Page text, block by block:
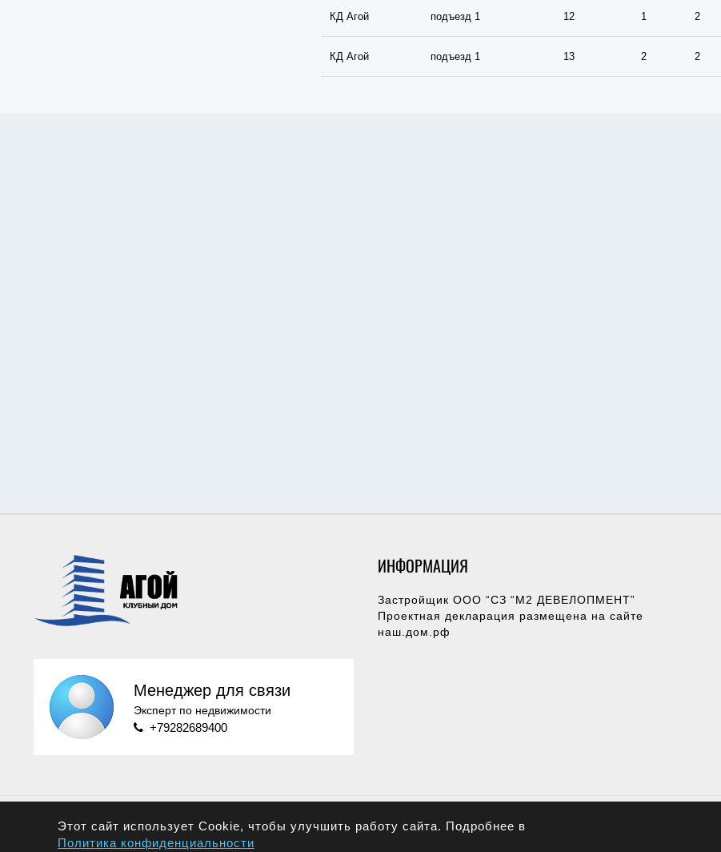
КД Агой подъезд 1 12 1 2
КД Агой подъезд 1 13 2 2
Менеджер для связи
Эксперт по недвижимости
+79282689400
ИНФОРМАЦИЯ
Застройщик ООО “СЗ “М2 ДЕВЕЛОПМЕНТ”
Проектная декларация размещена на сайте
наш.дом.рф
Разработка команды:
Этот сайт использует Cookie, чтобы улучшить работу сайта. Подробнее в
Политика конфиденциальности